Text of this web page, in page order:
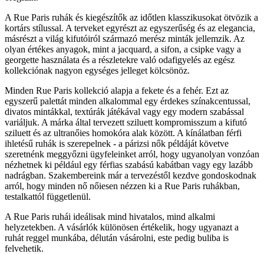
A Rue Paris ruhák és kiegészítők az időtlen klasszikusokat ötvözik a
kortárs stílussal. A terveket egyrészt az egyszerűség és az elegancia,
másrészt a világ kifutóiról származó merész minták jellemzik. Az
olyan értékes anyagok, mint a jacquard, a sifon, a csipke vagy a
georgette használata és a részletekre való odafigyelés az egész
kollekciónak nagyon egységes jelleget kölcsönöz.
Minden Rue Paris kollekció alapja a fekete és a fehér. Ezt az
egyszerű palettát minden alkalommal egy érdekes színakcentussal,
divatos mintákkal, textúrák játékával vagy egy modern szabással
variáljuk. A márka által tervezett sziluett kompromisszum a kifutó
sziluett és az ultranőies homokóra alak között. A kínálatban férfi
ihletésű ruhák is szerepelnek - a párizsi nők példáját követve
szeretnénk meggyőzni ügyfeleinket arról, hogy ugyanolyan vonzóan
nézhetnek ki például egy férfias szabású kabátban vagy egy lazább
nadrágban. Szakembereink már a tervezéstől kezdve gondoskodnak
arról, hogy minden nő nőiesen nézzen ki a Rue Paris ruhákban,
testalkattól függetlenül.
A Rue Paris ruhái ideálisak mind hivatalos, mind alkalmi
helyzetekben. A vásárlók különösen értékelik, hogy ugyanazt a
ruhát reggel munkába, délután vásárolni, este pedig buliba is
felvehetik.